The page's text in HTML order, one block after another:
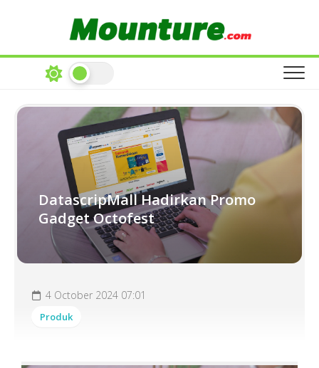
DatascripMall Hadirkan Promo
Gadget Octofest
4 October 2024 07:01
Produk